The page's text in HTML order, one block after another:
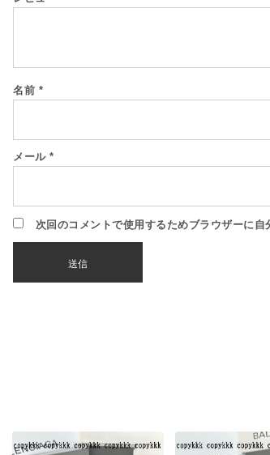
名前 *
メール *
次回のコメントで使用するためブラウザーに